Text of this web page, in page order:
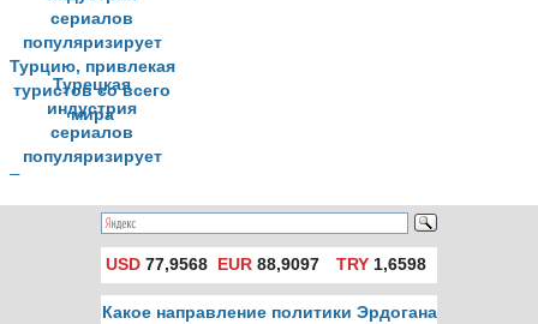
Турецкая
индустрия
сериалов
популяризирует
Турцию, привлекая
туристов со всего
мира
USD 77,9568 EUR 88,9097 TRY1,6598
Какое направление политики Эрдогана